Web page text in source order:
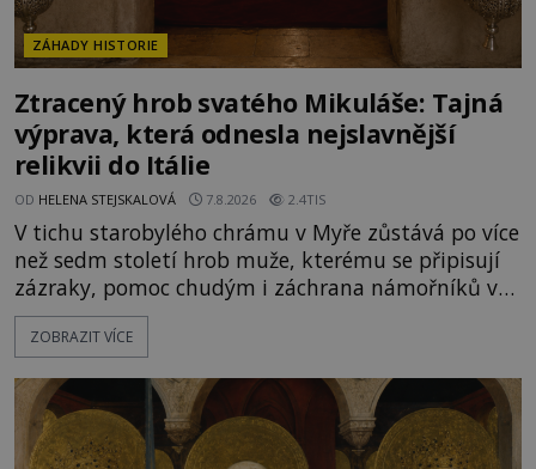
ZÁHADY HISTORIE
Ztracený hrob svatého Mikuláše: Tajná
výprava, která odnesla nejslavnější
relikvii do Itálie
OD HELENA STEJSKALOVÁ 7.8.2026 2.4TIS
V tichu starobylého chrámu v Myře zůstává po více
než sedm století hrob muže, kterému se připisují
zázraky, pomoc chudým i záchrana námořníků v
bouřích. Pak ale přichází rok 1087 a klidné místo
se mění v dějiště podivné noční výpravy. Skupina
Mikuláše a odváží jeho ostatky přes moře do Bari.
Je to zbožná záchrana před nebezpečím, nebo
promyšlená krádež,
ZOBRAZIT VÍCE